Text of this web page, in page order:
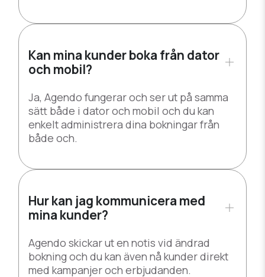
Kan mina kunder boka från dator
och mobil?
Ja, Agendo fungerar och ser ut på samma
sätt både i dator och mobil och du kan
enkelt administrera dina bokningar från
både och.
Hur kan jag kommunicera med
mina kunder?
Agendo skickar ut en notis vid ändrad
bokning och du kan även nå kunder direkt
med kampanjer och erbjudanden.